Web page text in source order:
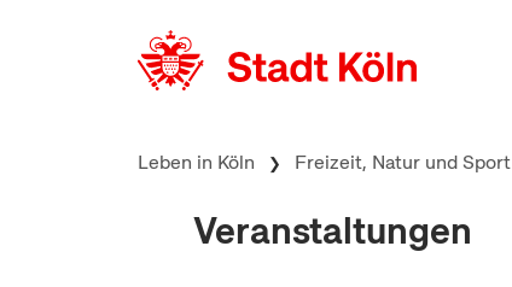
Leben in Köln Freizeit, Natur und Sport
Veranstaltungen